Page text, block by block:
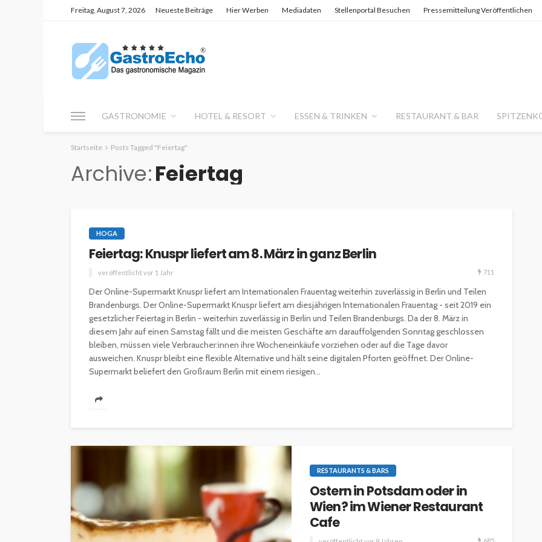
Freitag, August 7, 2026 Neueste Beiträge Hier Werben Mediadaten Stellenportal Besuchen Pressemitteilung Veröffentlichen
GASTRONOMIE HOTEL & RESORT ESSEN & TRINKEN RESTAURANT & BAR
Startseite Posts Tagged "Feiertag"
Archive Feiertag
HOGA
Feiertag: Knuspr liefert am 8. März in ganz Berlin
veröffentlicht vor 1 Jahr 711
Der Online-Supermarkt Knuspr liefert am Internationalen Frauentag weiterhin zuverlässig in Berlin und Teilen
Brandenburgs. Der Online-Supermarkt Knuspr liefert am diesjährigen Internationalen Frauentag - seit 2019 ein
gesetzlicher Feiertag in Berlin - weiterhin zuverlässig in Berlin und Teilen Brandenburgs. Da der 8. März in
diesem Jahr auf einen Samstag fällt und die meisten Geschäfte am darauffolgenden Sonntag geschlossen
bleiben, müssen viele Verbraucher:innen ihre Wocheneinkäufe vorziehen oder auf die Tage davor
ausweichen. Knuspr bleibt eine flexible Alternative und hält seine digitalen Pforten geöffnet. Der Online-
Supermarkt beliefert den Großraum Berlin mit einem riesigen...
RESTAURANTS & BARS
Ostern in Potsdam oder in
Wien? im Wiener Restaurant
Cafe
Wie kann man mit kleinem
Kapital in Deutschland zu
investieren beginnen?
14.7k
Geheimnisse der
veröffentlicht vor 2 Jahren